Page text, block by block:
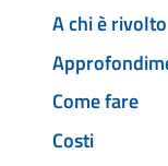
A chi è rivolto
Come fare
Costi